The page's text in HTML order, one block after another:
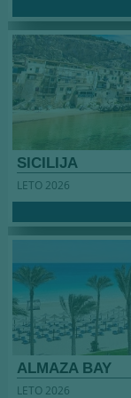
SICILIJA
LETO 2026
ALMAZA BAY
LETO 2026